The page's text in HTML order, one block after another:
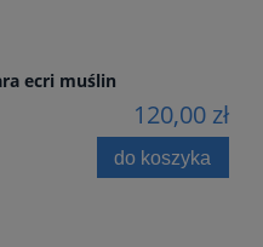
ecri muślin
120,00 zł
do koszyka